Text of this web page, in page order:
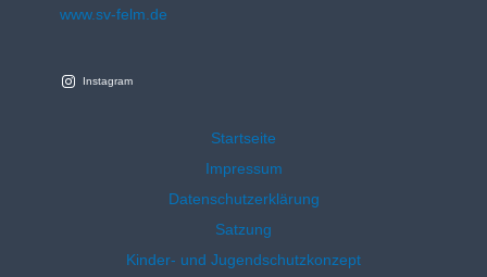
www.sv-felm.de
Instagram
Startseite
Impressum
Datenschutzerklärung
Satzung
Kinder- und Jugendschutzkonzept